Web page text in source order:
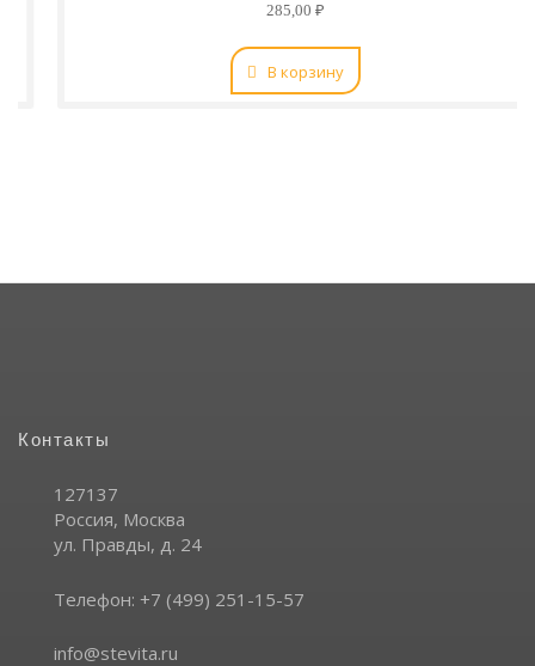
285,00 ₽
В корзину
Контакты
127137
Россия, Москва
ул. Правды, д. 24
Телефон: +7 (499) 251-15-57
info@stevita.ru